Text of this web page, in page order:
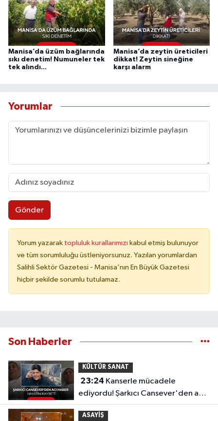
Manisa’da üzüm bağlarında
sıkı denetim! Numuneler tek
tek alındı...
Manisa’da zeytin üreticileri
dikkat! Zeytin sineğine
karşı alarm
Yorumlar
Gönder
Yorum yazarak topluluk kurallarımızı kabul etmiş bulunuyor
ve tüm sorumluluğu üstleniyorsunuz. Yazılan yorumlardan
Salihli Sektör Gazetesi - Manisa'nın En Büyük Gazetesi
hiçbir şekilde sorumlu tutulamaz.
Son Haberler
KÜLTÜR SANAT
23:24
ediyordu! Şarkıcı Cansever'den acı
haber, hayatını kaybetti
ASAYİŞ